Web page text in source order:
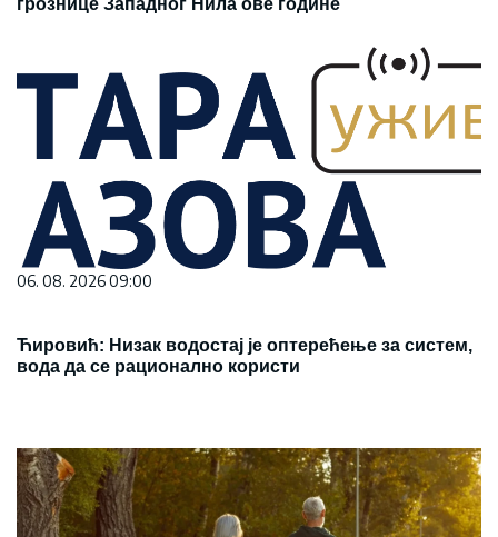
06. 08. 2026 09:00
Ћировић: Низак водостај је оптерећење за систем,
вода да се рационално користи